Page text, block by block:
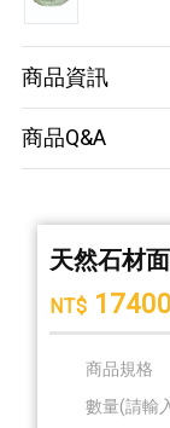
商品資訊
商品Q&A
天然石材
NT$ 17400
商品規格
數量(請輸